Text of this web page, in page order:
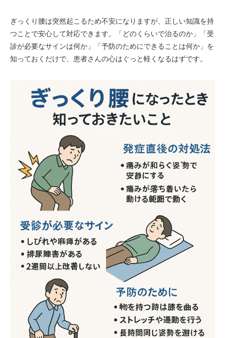
ぎっくり腰は突然起こるため不安になりますが、正しい知識を持
つことで安心して対応できます。「どのくらいで治るのか」「受
診が必要なサインは何か」「予防のためにできることは何か」を
知っておくだけで、患者さんの心はぐっと軽くなるはずです。